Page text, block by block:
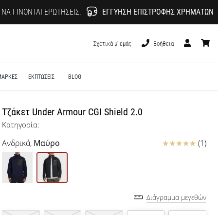
ΓΊΝΟΝΤΑΙ ΕΡΩΤΉΣΕΙΣ. ΕΓΓΎΗΣΗ ΕΠΙΣΤΡΟΦΉΣ ΧΡΗΜΆΤΩΝ
Σχετικά μ' εμάς
Βοήθεια
ΕΚΠΤΩΣΕΙΣ BLOG
Τζάκετ Under Armour CGI Shield 2.0
Κατηγορία:
Ανδρικά, Μαύρο Κριτικές (1)
Διάγραμμα μεγεθών